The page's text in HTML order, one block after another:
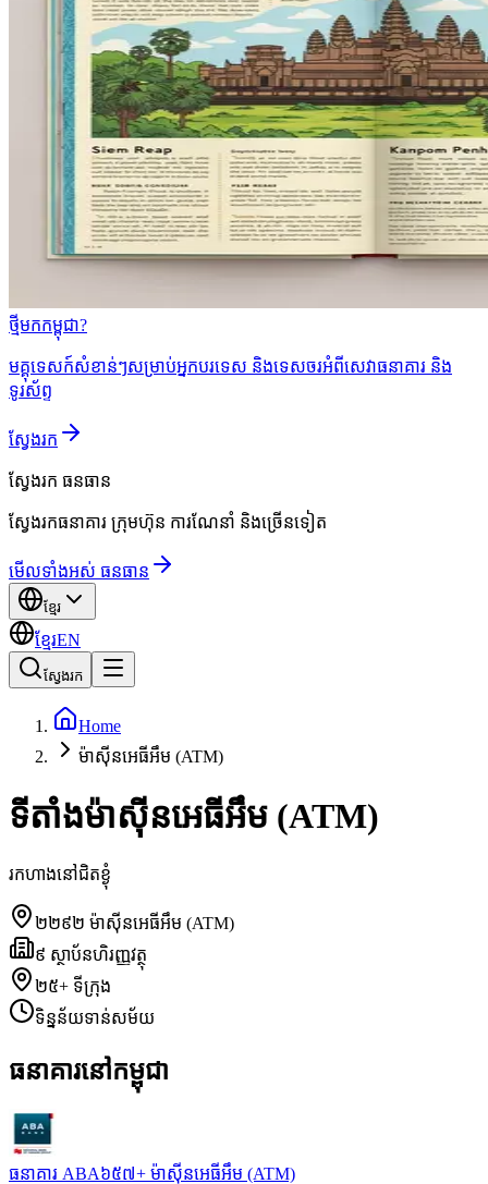
ថ្មីមកកម្ពុជា?
មគ្គុទេសក៍សំខាន់ៗសម្រាប់អ្នកបរទេស និងទេសចរអំពីសេវាធនាគារ និង
ទូរស័ព្ទ
ស្វែងរក
ស្វែងរក ធនធាន
ស្វែងរកធនាគារ ក្រុមហ៊ុន ការណែនាំ និងច្រើនទៀត
មើលទាំងអស់ ធនធាន
ខ្មែរ
ខ្មែរEN
ស្វែងរក
Home
ម៉ាស៊ីនអេធីអឹម (ATM)
ទីតាំងម៉ាស៊ីនអេធីអឹម (ATM)
រកហាងនៅជិតខ្ងុំ
២២៩២ ម៉ាស៊ីនអេធីអឹម (ATM)
៩ ស្ថាប័នហិរញ្ញវត្ថុ
២៥+ ទីក្រុង
ទិន្នន័យទាន់សម័យ
ធនាគារនៅកម្ពុជា
ធនាគារ ABA៦៥៧+ ម៉ាស៊ីនអេធីអឹម (ATM)